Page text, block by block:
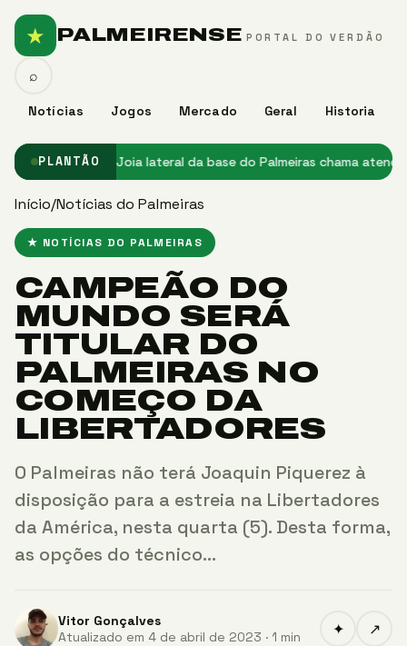
★ PALMEIRENSE PORTAL DO VERDÃO
Notícias Jogos Mercado Geral Historia
⌕
PLANTÃO
Palmeiras★ Joia lateral da base do Palmeiras chama atenção e
Início/Notícias do Palmeiras
★ NOTÍCIAS DO PALMEIRAS
CAMPEÃO DO
MUNDO SERÁ
TITULAR DO
PALMEIRAS NO
COMEÇO DA
LIBERTADORES
O Palmeiras não terá Joaquin Piquerez à
disposição para a estreia na Libertadores
da América, nesta quarta (5). Desta forma,
as opções do técnico…
Vitor Gonçalves
Atualizado em 4 de abril de 2023 · 1 min
✦ ↗